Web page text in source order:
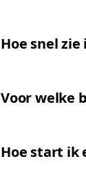
Hoe snel
Voor welke
Hoe start ik